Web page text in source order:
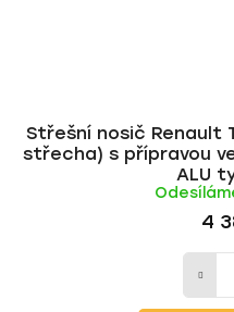
Střešní nosič Renault
střecha) s přípravou
ALU
4